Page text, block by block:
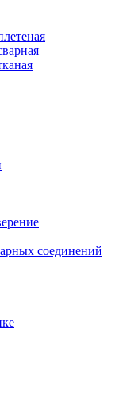
соединений